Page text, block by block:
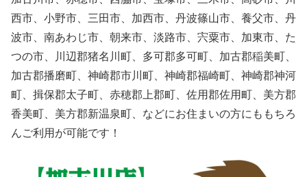
西市、小野市、三田市、加西市、丹波篠山市、養父市、丹
波市、南あわじ市、朝来市、淡路市、宍粟市、加東市、た
つの市、川辺郡猪名川町、多可郡多可町、加古郡稲美町、
加古郡播磨町、神崎郡市川町、神崎郡福崎町、神崎郡神河
町、揖保郡太子町、赤穂郡上郡町、佐用郡佐用町、美方郡
香美町、美方郡新温泉町、などにお住まいの方にももちろ
んご利用が可能です！